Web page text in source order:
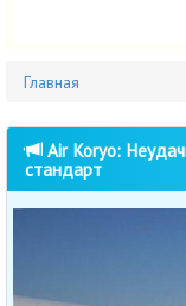
Главная
Air Koryo:
стандарт